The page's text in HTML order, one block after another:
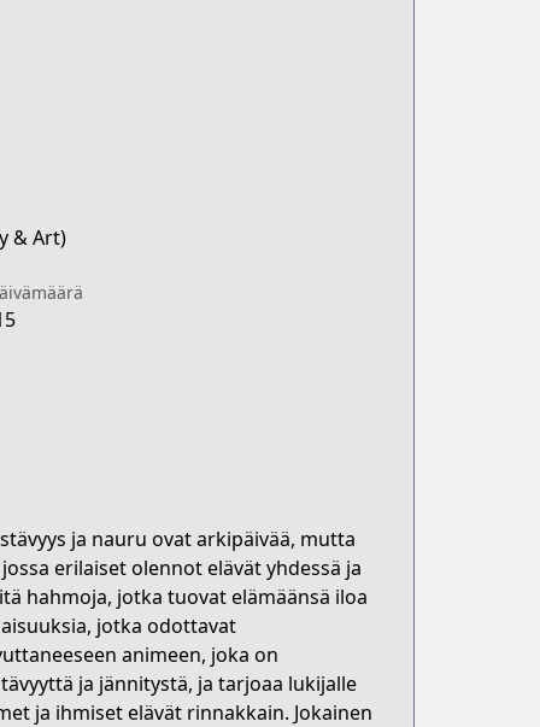
& Art)
ja nauru ovat arkipäivää, mutta
erilaiset olennot elävät yhdessä ja
hahmoja, jotka tuovat elämäänsä iloa
jotka odottavat
animeen, joka on
ja jännitystä, ja tarjoaa lukijalle
ja ihmiset elävät rinnakkain. Jokainen